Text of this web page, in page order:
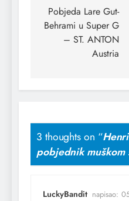
Pobjeda Lare Gut-
Behrami u Super G
– ST. ANTON
Austria
3 thoughts on “
pobjednik muškom
LuckyBandit napisao: